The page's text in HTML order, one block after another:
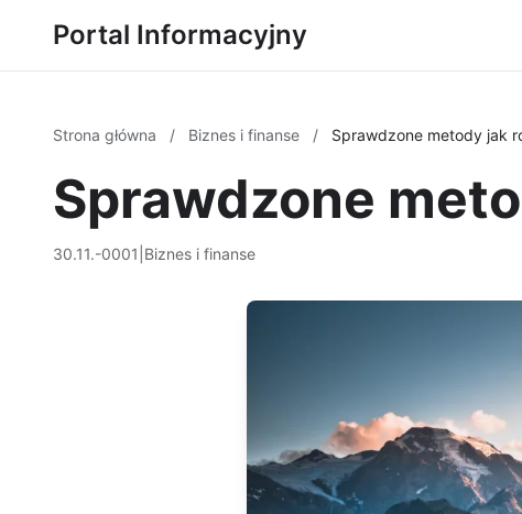
Portal Informacyjny
Strona główna / Biznes i finanse / Sprawdzone metody jak
Sprawdzone
30.11.-0001 Biznes i finanse